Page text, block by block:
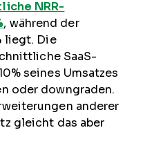
NRR-
, während der
liegt. Die
SaaS-
seines Umsatzes
oder downgraden.
anderer
gleicht das aber